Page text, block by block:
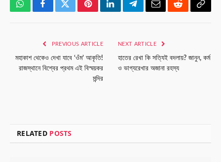
WhatsAppFacebookTwitterPinterestLinkedInTelegramEmailRedditCopy
PREVIOUS ARTICLE
মহাকাশ থেকেও দেখা যাবে ‘ওঁম’ আকৃতি!
রাজস্থানে বিশ্বের প্রথম এই বিস্ময়কর
মন্দির
NEXT ARTICLE
হাতের রেখা কি সত্যিই বদলায়? জানুন, কর্ম
ও ভাগ্যরেখার অজানা রহস্য
RELATED POSTS